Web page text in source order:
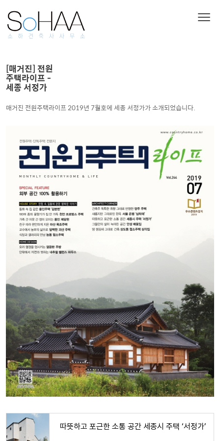
[매거진] 전원
주택라이프 -
세종 서정가
매거진 전원주택라이프 2019년 7월호에 세종 서정가가 소개되었습니다.
따뜻하고 포근한 소통 공간 세종시 주택 ‘서정가’